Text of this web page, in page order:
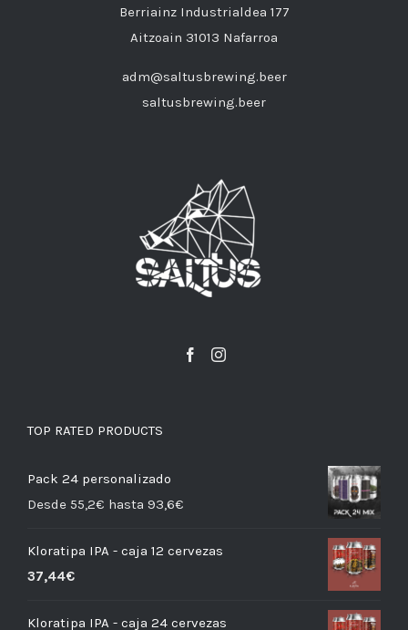
Berriainz Industrialdea 177
Aitzoain 31013 Nafarroa
adm@saltusbrewing.beer
saltusbrewing.beer
TOP RATED PRODUCTS
Pack 24 personalizado
Desde 55,2€ hasta 93,6€
Kloratipa IPA - caja 12 cervezas
37,44€
Kloratipa IPA - caja 24 cervezas